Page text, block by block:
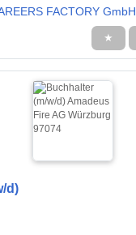
FACTORY GmbH
★
d)